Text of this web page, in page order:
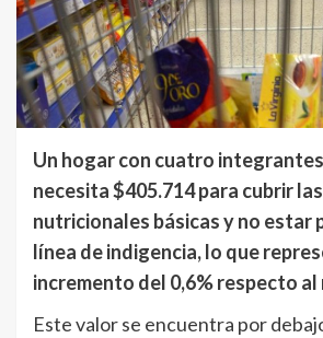
Un hogar con cuatro integrantes
necesita $405.714 para cubrir
nutricionales básicas y no estar
línea de indigencia, lo que
incremento del 0,6% respecto al
Este valor se encuentra por